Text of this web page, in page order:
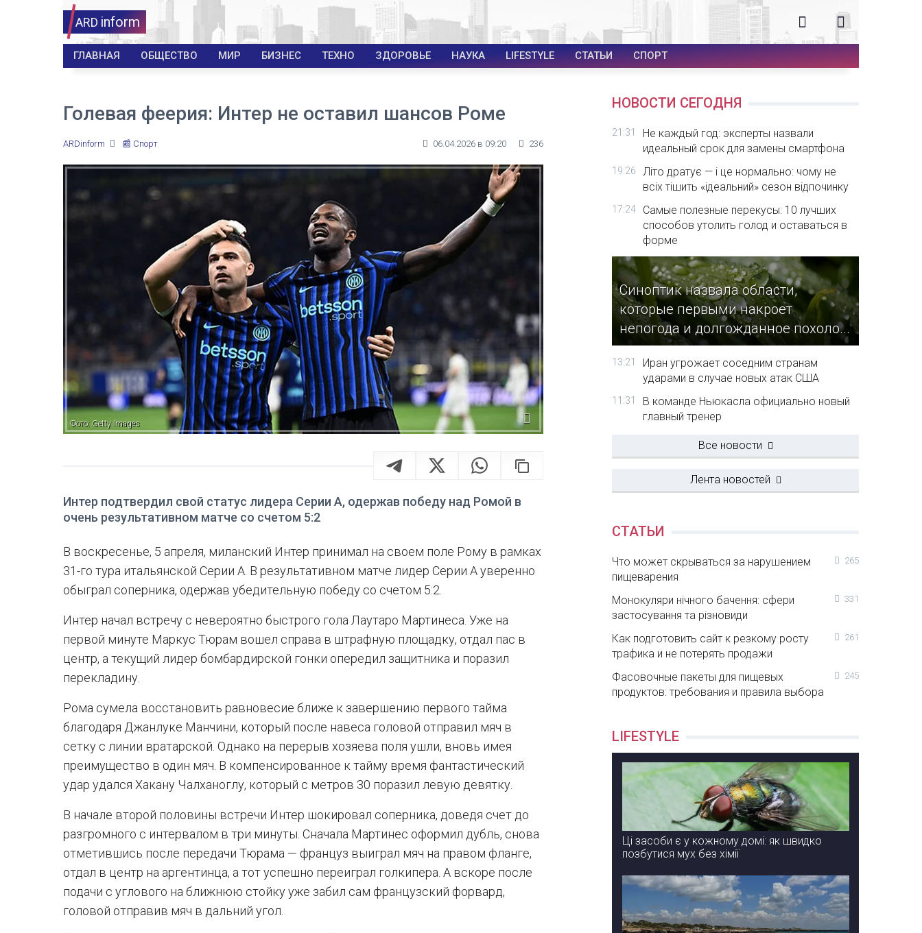
ARD inform
ГЛАВНАЯ ОБЩЕСТВО МИР БИЗНЕС ТЕХНО ЗДОРОВЬЕ НАУКА LIFESTYLE СТАТЬИ СПОРТ
Голевая феерия: Интер не оставил шансов Роме
ARDinform 📰 Спорт 06.04.2026 в 09:20 236
Фото: Getty Images
Интер подтвердил свой статус лидера Серии А, одержав победу над Ромой в
очень результативном матче со счетом 5:2
В воскресенье, 5 апреля, миланский Интер принимал на своем поле Рому в рамках
31-го тура итальянской Серии А. В результативном матче лидер Серии А уверенно
обыграл соперника, одержав убедительную победу со счетом 5:2.
Интер начал встречу с невероятно быстрого гола Лаутаро Мартинеса. Уже на
первой минуте Маркус Тюрам вошел справа в штрафную площадку, отдал пас в
центр, а текущий лидер бомбардирской гонки опередил защитника и поразил
перекладину.
Рома сумела восстановить равновесие ближе к завершению первого тайма
благодаря Джанлуке Манчини, который после навеса головой отправил мяч в
сетку с линии вратарской. Однако на перерыв хозяева поля ушли, вновь имея
преимущество в один мяч. В компенсированное к тайму время фантастический
удар удался Хакану Чалханоглу, который с метров 30 поразил левую девятку.
В начале второй половины встречи Интер шокировал соперника, доведя счет до
разгромного с интервалом в три минуты. Сначала Мартинес оформил дубль, снова
отметившись после передачи Тюрама — француз выиграл мяч на правом фланге,
отдал в центр на аргентинца, а тот успешно переиграл голкипера. А вскоре после
подачи с углового на ближнюю стойку уже забил сам французский форвард,
головой отправив мяч в дальний угол.
НОВОСТИ СЕГОДНЯ
21:31
Не каждый год: эксперты назвали
идеальный срок для замены смартфона
19:26
Літо дратує — і це нормально: чому не
всіх тішить «ідеальний» сезон відпочинку
17:24
Самые полезные перекусы: 10 лучших
способов утолить голод и оставаться в
форме
Синоптик назвала области,
которые первыми накроет
непогода и долгожданное похоло...
13:21
Иран угрожает соседним странам
ударами в случае новых атак США
11:31
В команде Ньюкасла официально новый
главный тренер
Все новости
Лента новостей
СТАТЬИ
Что может скрываться за нарушением
пищеварения
265
Монокуляри нічного бачення: сфери
застосування та різновиди
331
Как подготовить сайт к резкому росту
трафика и не потерять продажи
261
Фасовочные пакеты для пищевых
продуктов: требования и правила выбора
245
LIFESTYLE
Ці засоби є у кожному домі: як швидко
позбутися мух без хімії